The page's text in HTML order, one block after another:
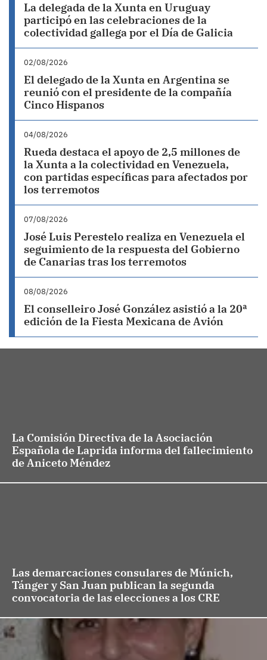
La delegada de la Xunta en Uruguay
participó en las celebraciones de la
colectividad gallega por el Día de Galicia
02/08/2026
El delegado de la Xunta en Argentina se
reunió con el presidente de la compañía
Cinco Hispanos
04/08/2026
Rueda destaca el apoyo de 2,5 millones de
la Xunta a la colectividad en Venezuela,
con partidas específicas para afectados por
los terremotos
07/08/2026
José Luis Perestelo realiza en Venezuela el
seguimiento de la respuesta del Gobierno
de Canarias tras los terremotos
08/08/2026
El conselleiro José González asistió a la 20ª
edición de la Fiesta Mexicana de Avión
La Comisión Directiva de la Asociación
Española de Laprida informa del fallecimiento
de Aniceto Méndez
Las demarcaciones consulares de Múnich,
Tánger y San Juan publican la segunda
convocatoria de las elecciones a los CRE